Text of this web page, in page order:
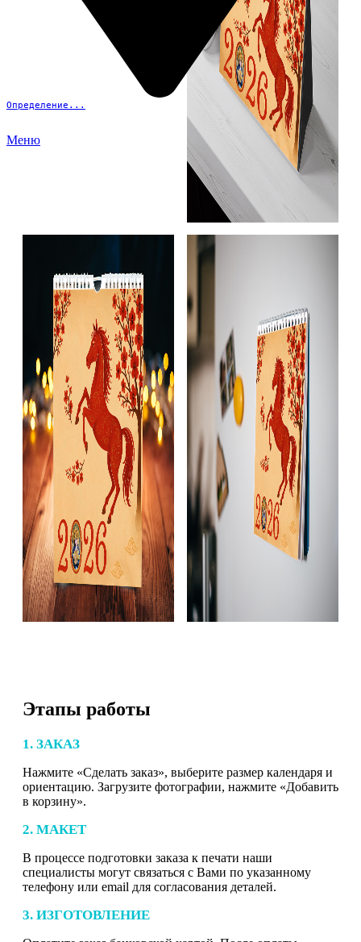
Определение...
Меню
Этапы работы
1. ЗАКАЗ
Нажмите «Сделать заказ», выберите размер календаря и
ориентацию. Загрузите фотографии, нажмите «Добавить
в корзину».
2. МАКЕТ
В процессе подготовки заказа к печати наши
специалисты могут связаться с Вами по указанному
телефону или email для согласования деталей.
3. ИЗГОТОВЛЕНИЕ